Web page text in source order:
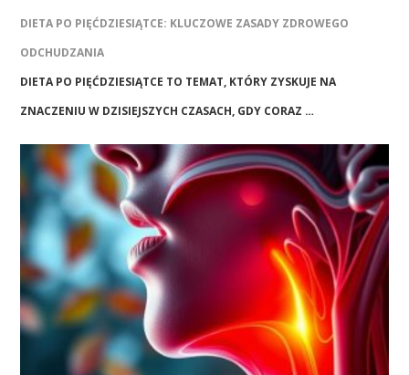
DIETA PO PIĘĆDZIESIĄTCE: KLUCZOWE ZASADY ZDROWEGO
ODCHUDZANIA
DIETA PO PIĘĆDZIESIĄTCE TO TEMAT, KTÓRY ZYSKUJE NA
ZNACZENIU W DZISIEJSZYCH CZASACH, GDY CORAZ …